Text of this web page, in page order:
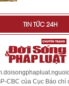
TIN TỨC 24H
CBC của Cục Báo chí